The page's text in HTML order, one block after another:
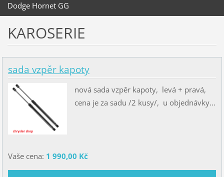
Dodge Hornet GG
KAROSERIE
sada vzpěr kapoty
nová sada vzpěr kapoty, levá + pravá,
cena je za sadu /2 kusy/, u objednávky...
Vaše cena: 1 990,00 Kč